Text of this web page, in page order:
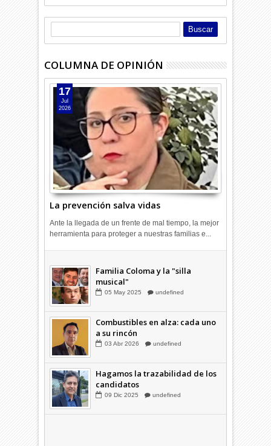
COLUMNA DE OPINIÓN
La prevención salva vidas
17
Jul
2026
Ante la llegada de un frente de mal tiempo, la mejor
herramienta para proteger a nuestras familias e...
a su rincón
03 Abr 2026
musical"
05 May 2025 undefined
a su rincón
03 Abr 2026 undefined
candidatos